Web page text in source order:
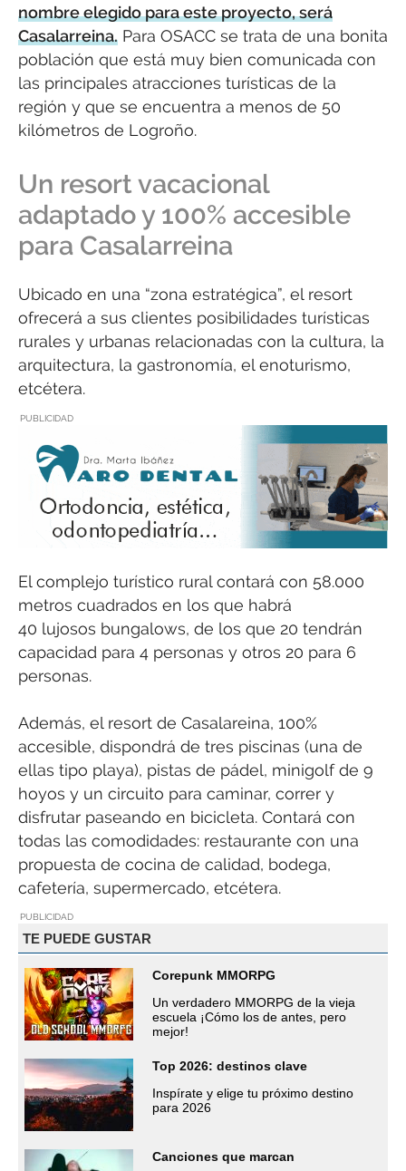
nombre elegido para este proyecto, será
Casalarreina. Para OSACC se trata de una bonita
población que está muy bien comunicada con
las principales atracciones turísticas de la
región y que se encuentra a menos de 50
kilómetros de Logroño.
Un resort vacacional
adaptado y 100% accesible
para Casalarreina
Ubicado en una “zona estratégica”, el resort
ofrecerá a sus clientes posibilidades turísticas
rurales y urbanas relacionadas con la cultura, la
arquitectura, la gastronomía, el enoturismo,
etcétera.
PUBLICIDAD
El complejo turístico rural contará con 58.000
metros cuadrados en los que habrá
40 lujosos bungalows, de los que 20 tendrán
capacidad para 4 personas y otros 20 para 6
personas.
Además, el resort de Casalareina, 100%
accesible, dispondrá de tres piscinas (una de
ellas tipo playa), pistas de pádel, minigolf de 9
hoyos y un circuito para caminar, correr y
disfrutar paseando en bicicleta. Contará con
todas las comodidades: restaurante con una
propuesta de cocina de calidad, bodega,
cafetería, supermercado, etcétera.
PUBLICIDAD
TE PUEDE GUSTAR
Corepunk MMORPG
Un verdadero MMORPG de la vieja
escuela ¡Cómo los de antes, pero
mejor!
Top 2026: destinos clave
Inspírate y elige tu próximo destino
para 2026
Canciones que marcan